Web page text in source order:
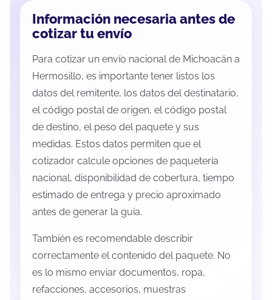
Información necesaria antes de
cotizar tu envío
Para cotizar un envío nacional de Michoacán a
Hermosillo, es importante tener listos los
datos del remitente, los datos del destinatario,
el código postal de origen, el código postal
de destino, el peso del paquete y sus
medidas. Estos datos permiten que el
cotizador calcule opciones de paquetería
nacional, disponibilidad de cobertura, tiempo
estimado de entrega y precio aproximado
antes de generar la guía.
También es recomendable describir
correctamente el contenido del paquete. No
es lo mismo enviar documentos, ropa,
refacciones, accesorios, muestras